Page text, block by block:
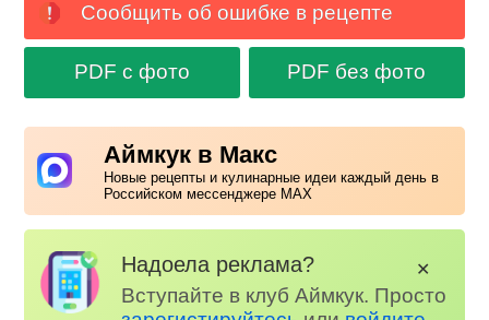
Сообщить об ошибке в рецепте
PDF с фото PDF без фото
Аймкук в Макс
Новые рецепты и кулинарные идеи каждый день в
Российском мессенджере MAX
Надоела реклама?
Вступайте в клуб Аймкук. Просто
✕